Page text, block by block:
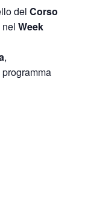
del Corso
Week
,